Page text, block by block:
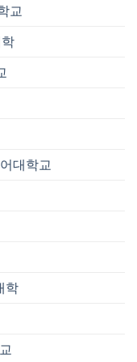
교
대학교
학